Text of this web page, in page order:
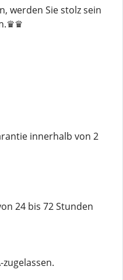
werden Sie stolz sein
innerhalb von 2
24 bis 72 Stunden